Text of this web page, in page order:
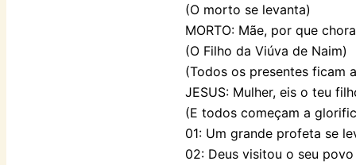
(O morto se levanta)
MORTO: Mãe, por que
(O Filho da Viúva de Naim)
(Todos os presentes ficam
JESUS: Mulher, eis o teu
(E todos começam a
01: Um grande profeta se
02: Deus visitou o seu povo